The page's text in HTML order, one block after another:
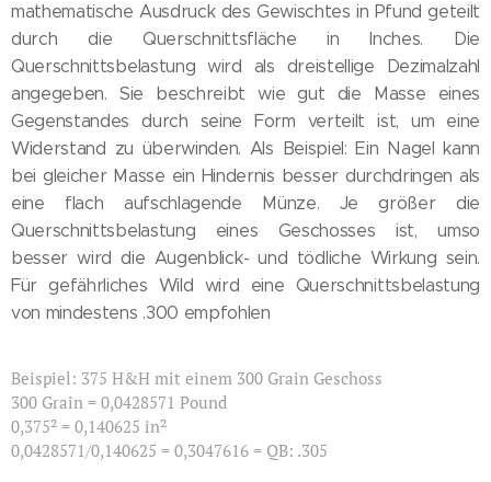
mathematische Ausdruck des Gewischtes in Pfund geteilt
durch die Querschnittsfläche in Inches. Die
Querschnittsbelastung wird als dreistellige Dezimalzahl
angegeben. Sie beschreibt wie gut die Masse eines
Gegenstandes durch seine Form verteilt ist, um eine
Widerstand zu überwinden. Als Beispiel: Ein Nagel kann
bei gleicher Masse ein Hindernis besser durchdringen als
eine flach aufschlagende Münze. Je größer die
Querschnittsbelastung eines Geschosses ist, umso
besser wird die Augenblick- und tödliche Wirkung sein.
Für gefährliches Wild wird eine Querschnittsbelastung
von mindestens .300 empfohlen
Beispiel: 375 H&H mit einem 300 Grain Geschoss
300 Grain = 0,0428571 Pound
0,375² = 0,140625 in²
0,0428571/0,140625 = 0,3047616 = QB: .305